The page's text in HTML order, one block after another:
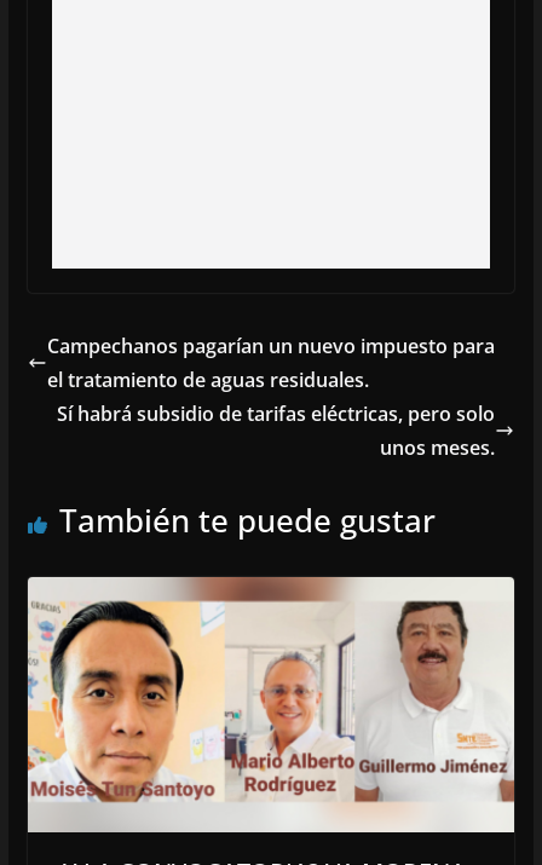
Campechanos pagarían un nuevo impuesto para
el tratamiento de aguas residuales.
Sí habrá subsidio de tarifas eléctricas, pero solo
unos meses.
También te puede gustar